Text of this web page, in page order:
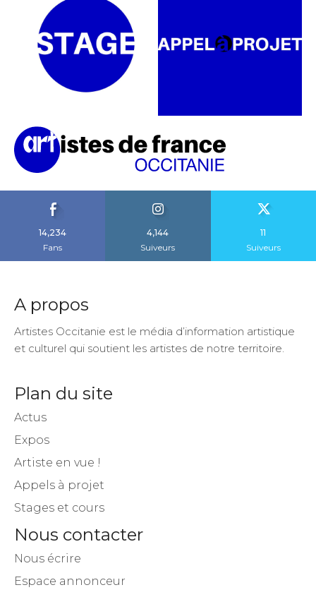
14,234
Fans
4,144
Suiveurs
11
Suiveurs
A propos
Artistes Occitanie est le média d’information artistique
et culturel qui soutient les artistes de notre territoire.
Plan du site
Actus
Expos
Artiste en vue !
Appels à projet
Stages et cours
Nous contacter
Nous écrire
Espace annonceur